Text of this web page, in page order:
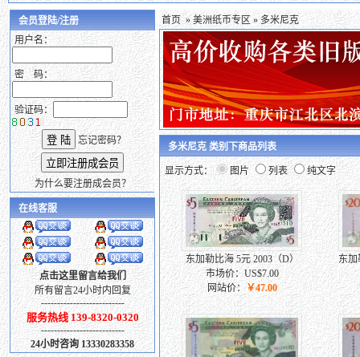
会员登陆/注册
用户名：
密 码：
验证码：
忘记密码？
为什么要注册成会员？
在线客服
点击这里留言给我们
所有留言24小时内回复
--------------------------
服务热线 139-8320-0320
--------------------------
24小时咨询 13330283358
首页»美洲纸币专区» 多米尼克
多米尼克 类别下商品列表
显示方式： 图片 列表 纯文字
东加勒比海 5元 2003（D）
市场价：US$7.00
网站价：￥47.00
东加